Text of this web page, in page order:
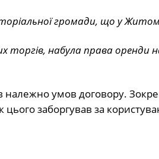
громади, що у
торгів, набула права оренди
умов договору.
цього заборгував за